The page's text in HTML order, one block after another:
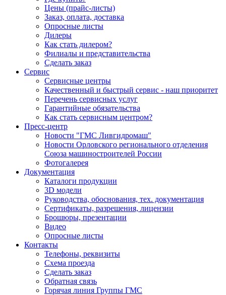
Цены (прайс-листы)
Заказ, оплата, доставка
Опросные листы
Дилеры
Как стать дилером?
Филиалы и представительства
Сделать заказ
Сервис
Сервисные центры
Качественный и быстрый сервис - наш приоритет
Перечень сервисных услуг
Гарантийные обязательства
Как стать сервисным центром?
Пресс-центр
Новости "ГМС Ливгидромаш"
Новости Орловского регионального отделения
Союза машиностроителей России
Фотогалерея
Документация
Каталоги продукции
3D модели
Руководства, обоснования, тех. документация
Сертификаты, разрешения, лицензии
Брошюры, презентации
Видео
Опросные листы
Контакты
Телефоны, реквизиты
Схема проезда
Сделать заказ
Обратная связь
Горячая линия Группы ГМС